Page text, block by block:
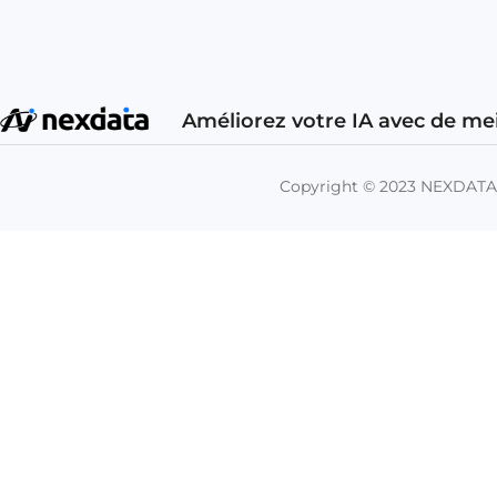
Améliorez votre IA avec de
Copyright © 2023 NEXDATA